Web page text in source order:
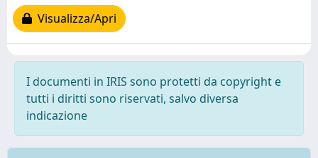
Visualizza/Apri
I documenti in IRIS sono protetti da copyright e
tutti i diritti sono riservati, salvo diversa
indicazione